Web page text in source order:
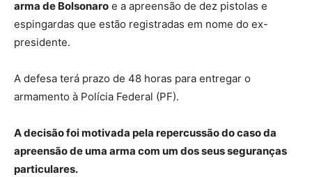
arma de Bolsonaro e a apreensão de dez pistolas e
espingardas que estão registradas em nome do ex-
presidente.
A defesa terá prazo de 48 horas para entregar o
armamento à Polícia Federal (PF).
A decisão foi motivada pela repercussão do caso da
apreensão de uma arma com um dos seus seguranças
particulares.